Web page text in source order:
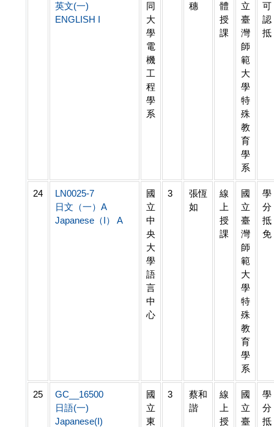
英文(一)
ENGLISH I
同
大
學
電
機
工
程
學
系
穗
體
授
課
立
臺
灣
師
範
大
學
特
殊
教
育
學
系
可
認
抵
24
LN0025-7
日文（一）A
Japanese（I） A
國
立
中
央
大
學
語
言
中
心
3
張恆
如
線
上
授
課
國
立
臺
灣
師
範
大
學
特
殊
教
育
學
系
學
分
抵
免
25
GC__16500
日語(一)
Japanese(I)
國
立
東
3
蔡和
諧
線
上
授
國
立
臺
學
分
抵